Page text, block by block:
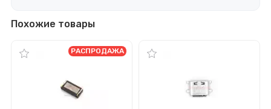
Похожие товары
РАСПРОДАЖА